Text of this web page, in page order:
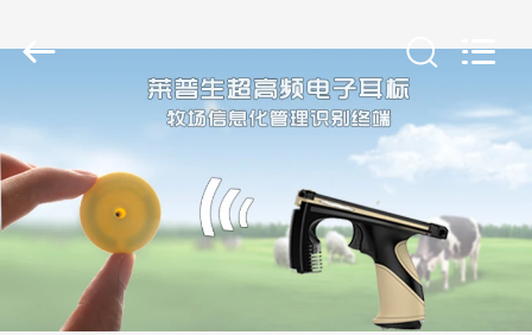
HUIS
PRODUCTEN
ONGEVEER
ONS
Rights
Reserved.